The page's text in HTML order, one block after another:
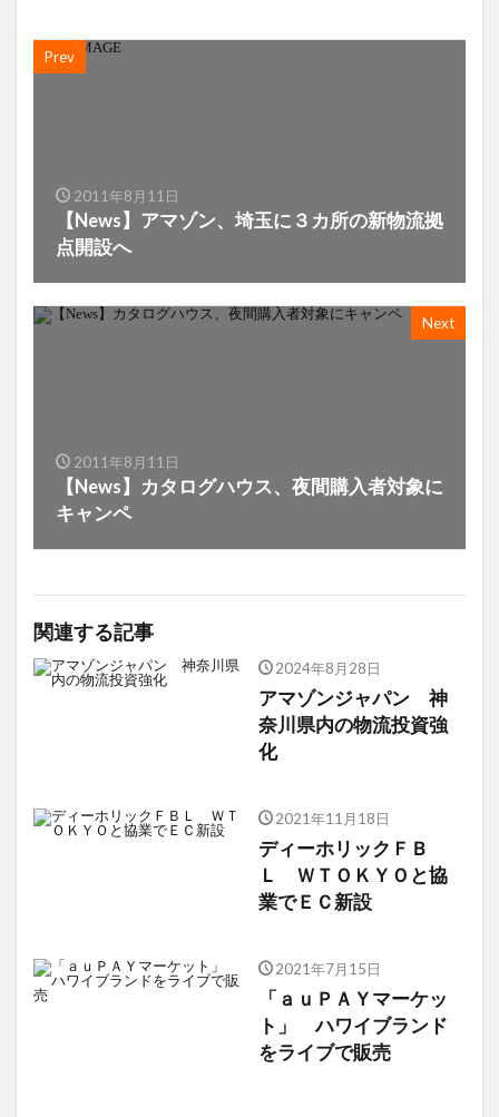
Prev
2011年8月11日
【News】アマゾン、埼玉に３カ所の新物流拠
点開設へ
Next
2011年8月11日
【News】カタログハウス、夜間購入者対象に
キャンペ
関連する記事
2024年8月28日
アマゾンジャパン 神
奈川県内の物流投資強
化
2021年11月18日
ディーホリックＦＢ
Ｌ ＷＴＯＫＹＯと協
業でＥＣ新設
2021年7月15日
「ａｕＰＡＹマーケッ
ト」 ハワイブランド
をライブで販売